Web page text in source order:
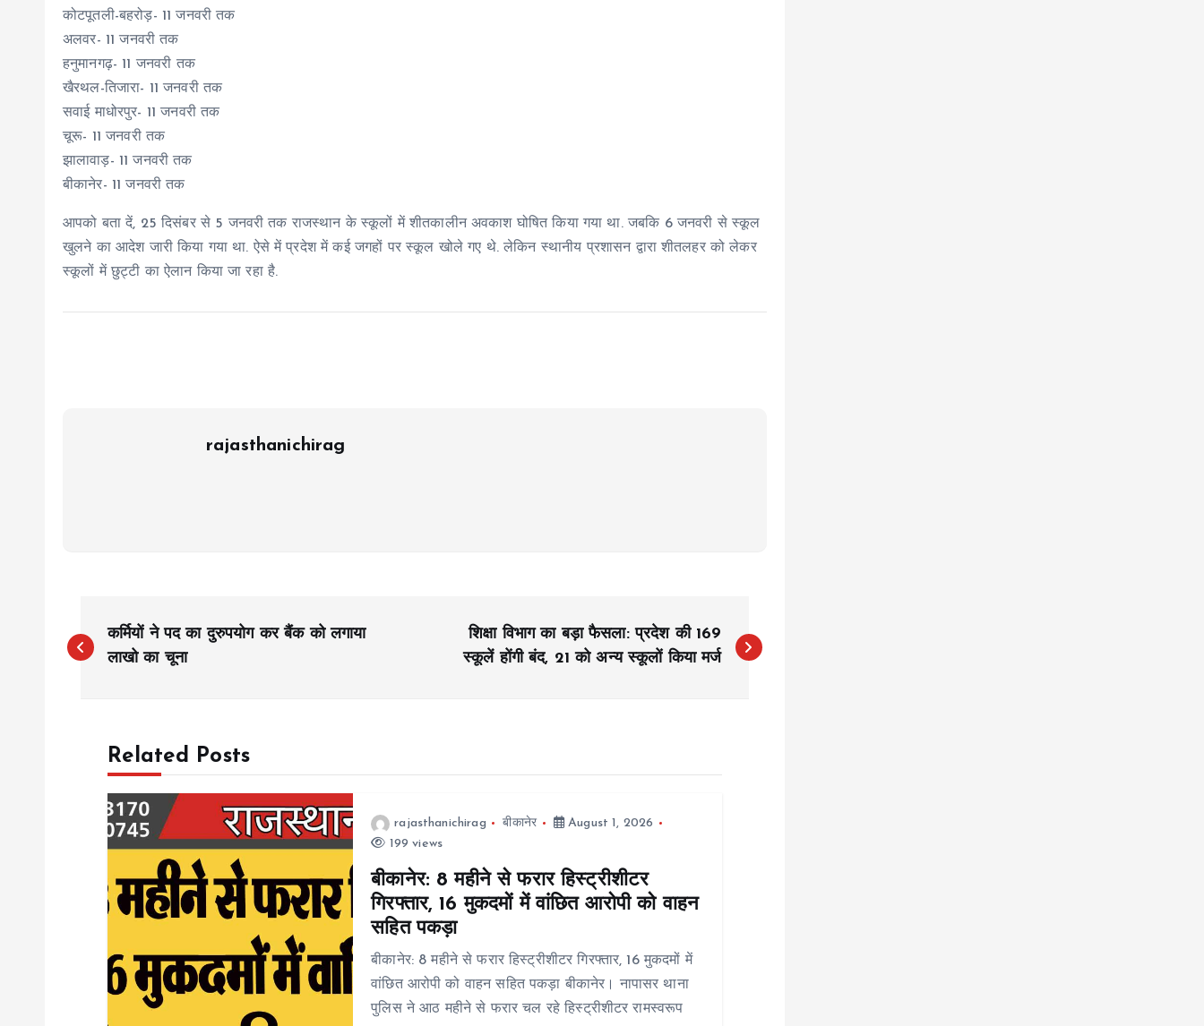
कोटपूतली-बहरोड़- 11 जनवरी तक
अलवर- 11 जनवरी तक
हनुमानगढ़- 11 जनवरी तक
खैरथल-तिजारा- 11 जनवरी तक
सवाई माधोरपुर- 11 जनवरी तक
चूरू- 11 जनवरी तक
झालावाड़- 11 जनवरी तक
बीकानेर- 11 जनवरी तक
आपको बता दें, 25 दिसंबर से 5 जनवरी तक राजस्थान के स्कूलों में शीतकालीन अवकाश घोषित किया गया था. जबकि 6 जनवरी से स्कूल
खुलने का आदेश जारी किया गया था. ऐसे में प्रदेश में कई जगहों पर स्कूल खोले गए थे. लेकिन स्थानीय प्रशासन द्वारा शीतलहर को लेकर
स्कूलों में छुट्टी का ऐलान किया जा रहा है.
rajasthanichirag
o
कर्मियों ने पद का दुरुपयोग कर बैंक को लगाया
लाखो का चूना
शिक्षा विभाग का बड़ा फैसला: प्रदेश की 169
स्कूलें होंगी बंद, 21 को अन्य स्कूलों किया मर्ज
Related Posts
rajasthanichirag बीकानेर
August 1, 2026
199 views
बीकानेर: 8 महीने से फरार हिस्ट्रीशीटर
गिरफ्तार, 16 मुकदमों में वांछित आरोपी को वाहन
सहित पकड़ा
बीकानेर: 8 महीने से फरार हिस्ट्रीशीटर गिरफ्तार, 16 मुकदमों में
वांछित आरोपी को वाहन सहित पकड़ा बीकानेर। नापासर थाना
पुलिस ने आठ महीने से फरार चल रहे हिस्ट्रीशीटर रामस्वरूप